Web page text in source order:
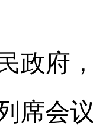
政府
席会